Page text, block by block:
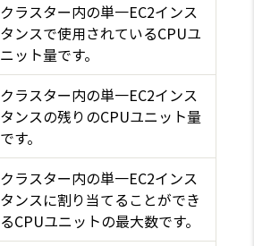
クラスター内の単一EC2インス
タンスで使用されているCPUユ
ニット量です。
クラスター内の単一EC2インス
タンスの残りのCPUユニット量
です。
クラスター内の単一EC2インス
タンスに割り当てることができ
るCPUユニットの最大数です。